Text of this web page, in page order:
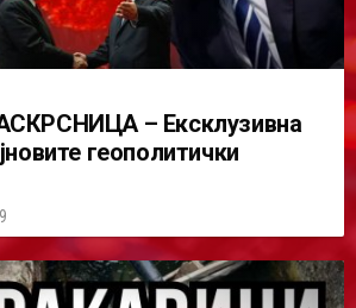
– Ексклузивна
геополитички